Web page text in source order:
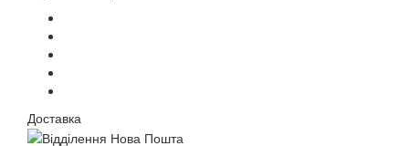
Доставка